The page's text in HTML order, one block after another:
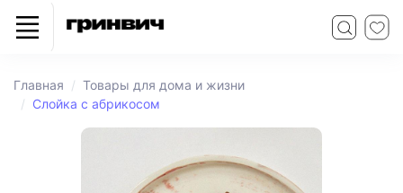
Главная
Товары для дома и жизни
Слойка с абрикосом